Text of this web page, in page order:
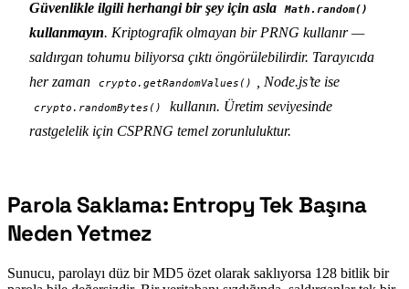
Güvenlikle ilgili herhangi bir şey için asla Math.random()
kullanmayın. Kriptografik olmayan bir PRNG kullanır —
saldırgan tohumu biliyorsa çıktı öngörülebilirdir. Tarayıcıda
her zaman
crypto.getRandomValues() , Node.js’te ise
crypto.randomBytes()
kullanın. Üretim seviyesinde
rastgelelik için CSPRNG temel zorunluluktur.
#Parola Saklama: Entropy Tek Başına
Neden Yetmez
Sunucu, parolayı düz bir MD5 özet olarak saklıyorsa 128 bitlik bir